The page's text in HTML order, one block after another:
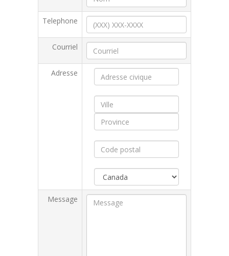
Telephone
Courriel
Adresse
Message